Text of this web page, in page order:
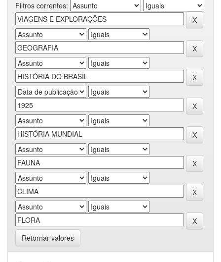
Filtros correntes:
Retornar valores